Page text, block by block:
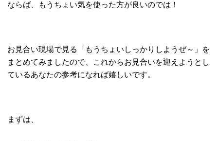
ならば、もうちょい気を使った方が良いのでは！
お見合い現場で見る「もうちょいしっかりしようぜ～」を
まとめてみましたので、これからお見合いを迎えようとし
ているあなたの参考になれば嬉しいです。
まずは、